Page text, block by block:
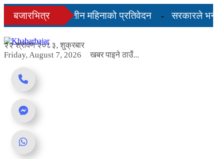
Skip
content
बजारभित्र
०८३ को अन्तिम तीन महिनाको प्रतिवेदन
सरकारले
२२ श्रावण २०८३, शुक्रबार
Friday, August 7, 2026
खबर पाइने ठाउँ...